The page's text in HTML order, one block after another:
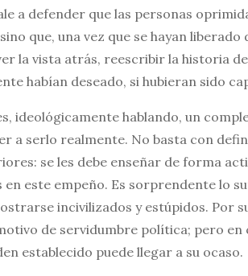
a defender que las personas
que, una vez que se hayan liberado
la vista atrás, reescribir la historia
habían deseado, si hubieran sido
ideológicamente hablando, un
a serlo realmente. No basta con
se les debe enseñar de forma
este empeño. Es sorprendente lo
incivilizados y estúpidos. Por
de servidumbre política; pero en
establecido puede llegar a su ocaso.